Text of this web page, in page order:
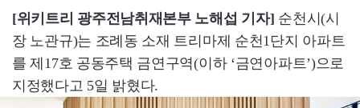
[위키트리 광주전남취재본부 노해섭 기자] 순천시(시
장 노관규)는 조례동 소재 트리마제 순천1단지 아파트
를 제17호 공동주택 금연구역(이하 ‘금연아파트’)으로
지정했다고 5일 밝혔다.